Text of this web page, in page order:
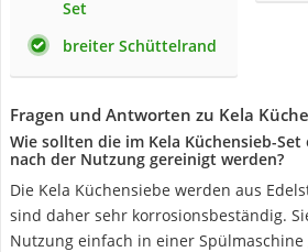
Set
breiter Schüttelrand
Fragen und Antworten zu Kela
Wie sollten die im Kela Küchensieb-
nach der Nutzung gereinigt werden?
Die Kela Küchensiebe werden aus
sind daher sehr korrosionsbeständig.
Nutzung einfach in einer